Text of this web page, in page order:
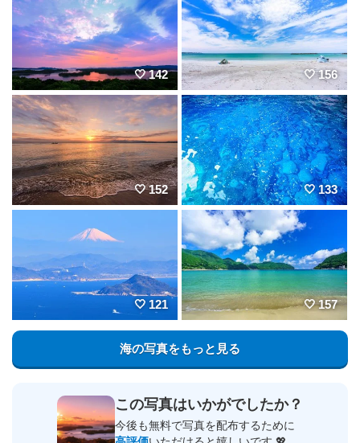
142 156
152 133
121 157
海の写真をもっと見る
この写真はいかがでしたか？
今後も無料で写真を配布するために